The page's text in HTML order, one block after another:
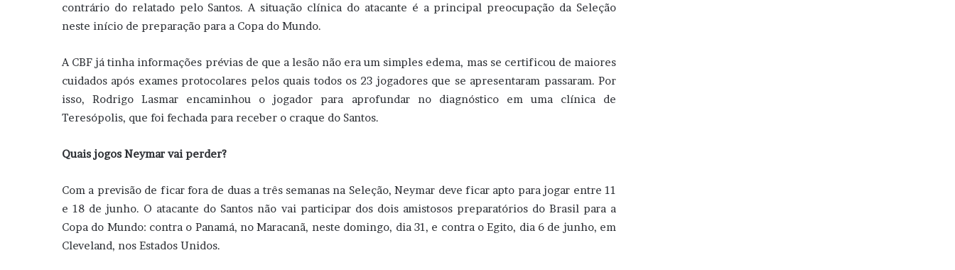
contrário do relatado pelo Santos. A situação clínica do atacante é a principal preocupação da Seleção
neste início de preparação para a Copa do Mundo.
A CBF já tinha informações prévias de que a lesão não era um simples edema, mas se certificou de maiores
cuidados após exames protocolares pelos quais todos os 23 jogadores que se apresentaram passaram. Por
isso, Rodrigo Lasmar encaminhou o jogador para aprofundar no diagnóstico em uma clínica de
Teresópolis, que foi fechada para receber o craque do Santos.
Quais jogos Neymar vai perder?
Com a previsão de ficar fora de duas a três semanas na Seleção, Neymar deve ficar apto para jogar entre 11
e 18 de junho. O atacante do Santos não vai participar dos dois amistosos preparatórios do Brasil para a
Copa do Mundo: contra o Panamá, no Maracanã, neste domingo, dia 31, e contra o Egito, dia 6 de junho, em
Cleveland, nos Estados Unidos.